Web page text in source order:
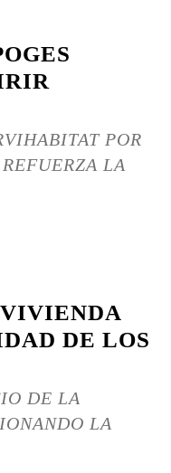
POR
LA
DE LOS
DE LA
LA